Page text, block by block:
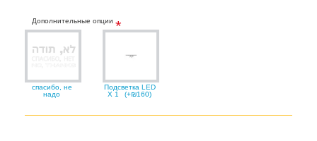
Дополнительные опции
спасибо, не
надо
Подсветка LED
X 1
(+₪160)